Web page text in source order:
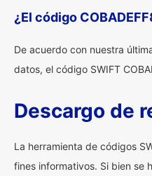
¿El código
De acuerdo con nuestra
datos, el código SWIFT
Descargo de
La herramienta de códigos
fines informativos. Si bien se